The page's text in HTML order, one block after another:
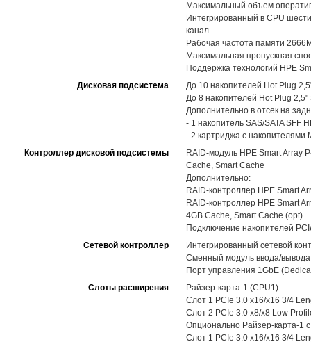
Максимальный объем
Интегрированный в CPU
канал
Рабочая частота памяти
Максимальная пропускная
Поддержка технологий HPE
Дисковая подсистема
До 10 накопителей Hot Plug
До 8 накопителей Hot Plug 2,5"
Дополнительно в отсек на
- 1 накопитель SAS/SATA SFF
- 2 картриджа с накопителями
Контроллер дисковой подсистемы
RAID-модуль HPE Smart Array
Cache, Smart Cache
Дополнительно:
RAID-контроллер HPE Smart
RAID-контроллер HPE Smart
4GB Cache, Smart Cache (opt)
Подключение накопителей
Сетевой контроллер
Интегрированный сетевой
Сменный модуль ввода/
Порт управления 1GbE
Слоты расширения
Райзер-карта-1 (CPU1):
Слот 1 PCIe 3.0 x16/x16 3/4
Слот 2 PCIe 3.0 x8/x8 Low
Опционально Райзер-карта-1
Слот 1 PCIe 3.0 x16/x16 3/4